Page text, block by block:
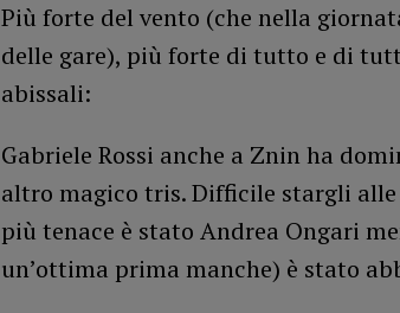
Più forte del vento (che nella
delle gare), più forte di tutto e di
abissali:
Gabriele Rossi anche a Znin ha
altro magico tris. Difficile stargli
più tenace è stato Andrea Ongari
un’ottima prima manche) è stato